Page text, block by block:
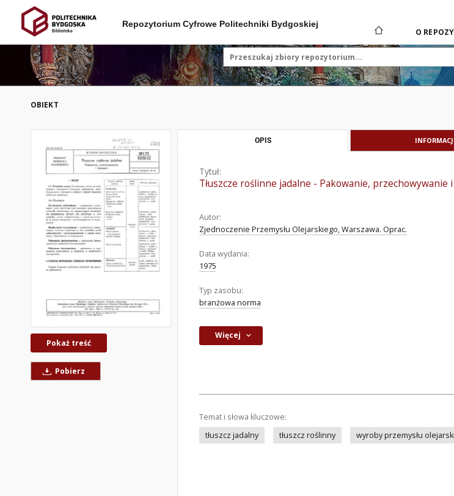
Repozytorium Cyfrowe Politechniki Bydgoskiej
O
OBIEKT
Pokaż treść
Pobierz
OPIS
Tytuł:
Tłuszcze roślinne jadalne - Pakowanie,
Autor:
Zjednoczenie Przemysłu Olejarskiego, Warszawa. Oprac.
Data wydania:
1975
Typ zasobu:
branżowa norma
Więcej
Temat i słowa kluczowe:
tłuszcz jadalny
tłuszcz roślinny wyroby przemysłu